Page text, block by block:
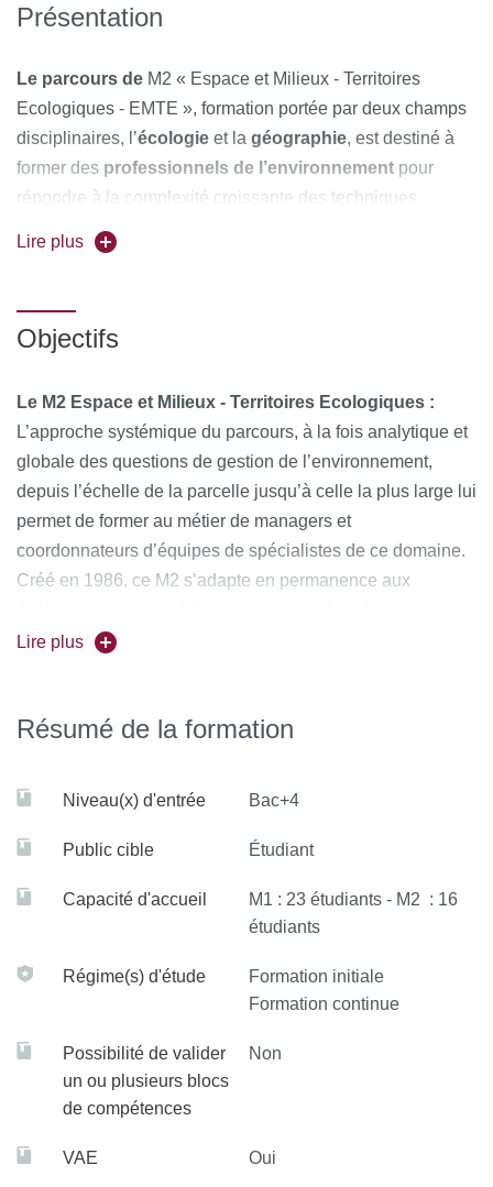
Présentation
Le parcours de M2 « Espace et Milieux - Territoires
Ecologiques - EMTE », formation portée par deux champs
disciplinaires, l’écologie et la géographie, est destiné à
former des professionnels de l’environnement pour
répondre à la complexité croissante des techniques
disponibles et à l’exigence accrue de la législation en
matière de gestion de l’environnement. Ce
questions de
écosystèmes
analytique et globale des questions de gestion de
l’environnement, depuis l’échelle locale jusqu’à l’échelle
globale, lui permet de former au métier demanagers et
coordonnateurs d’équipes de spécialistesde ce
domaine.
Pour plus d'informations, consulter le site de la formation :
Lire plus
Objectifs
Le M2 Espace et Milieux - Territoires Ecologiques :
L’approche systémique du parcours, à la fois analytique et
globale des questions de gestion de l’environnement,
depuis l’échelle de la parcelle jusqu’à celle la plus large lui
permet de former au métier de managers et
coordonnateurs d’équipes de spécialistes de ce domaine.
Créé en 1986, ce M2 s’adapte en permanence aux
contenu et ses intervenants.
Lire plus
Résumé de la formation
Niveau(x) d'entrée Bac+4
Public cible Étudiant
Capacité d'accueil
M1 : 23 étudiants - M2 : 16
étudiants
Régime(s) d'étude
Formation initiale
Formation continue
Possibilité de valider
un ou plusieurs blocs
de compétences
Non
VAE Oui